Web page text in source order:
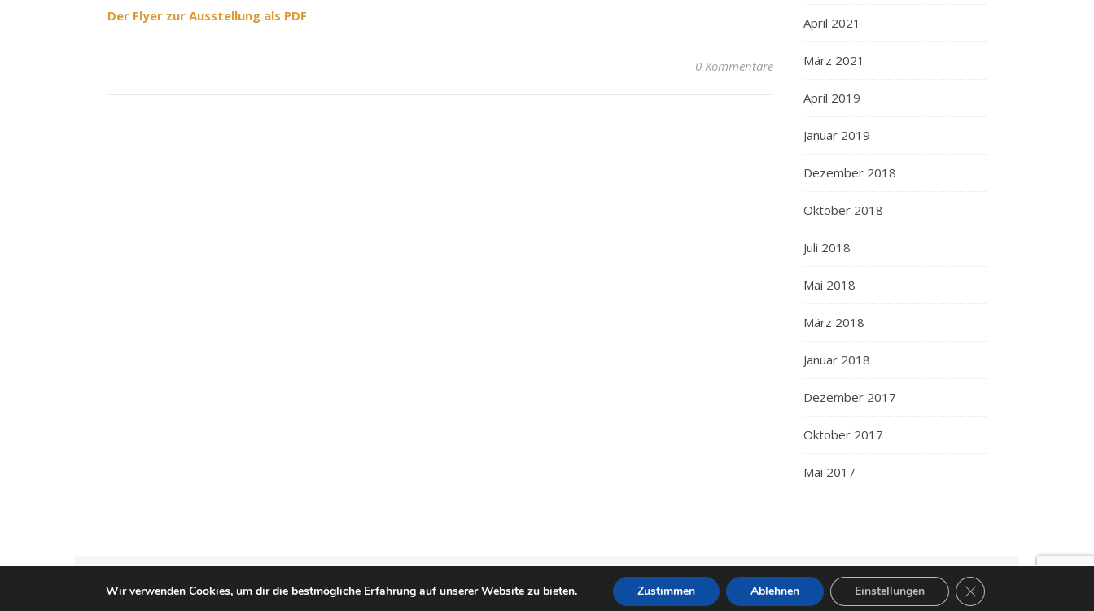
Der Flyer zur Ausstellung als PDF
0 Kommentare
April 2021
März 2021
April 2019
Januar 2019
Dezember 2018
Oktober 2018
Juli 2018
Mai 2018
März 2018
Januar 2018
Dezember 2017
Oktober 2017
Mai 2017
Impressum Datenschutz
Ashe Theme vonWP Royal.
Wir verwenden Cookies, um dir die bestmögliche Erfahrung auf unserer Website zu bieten. Zustimmen Ablehnen Einstellungen GDPR Cookie-Banner